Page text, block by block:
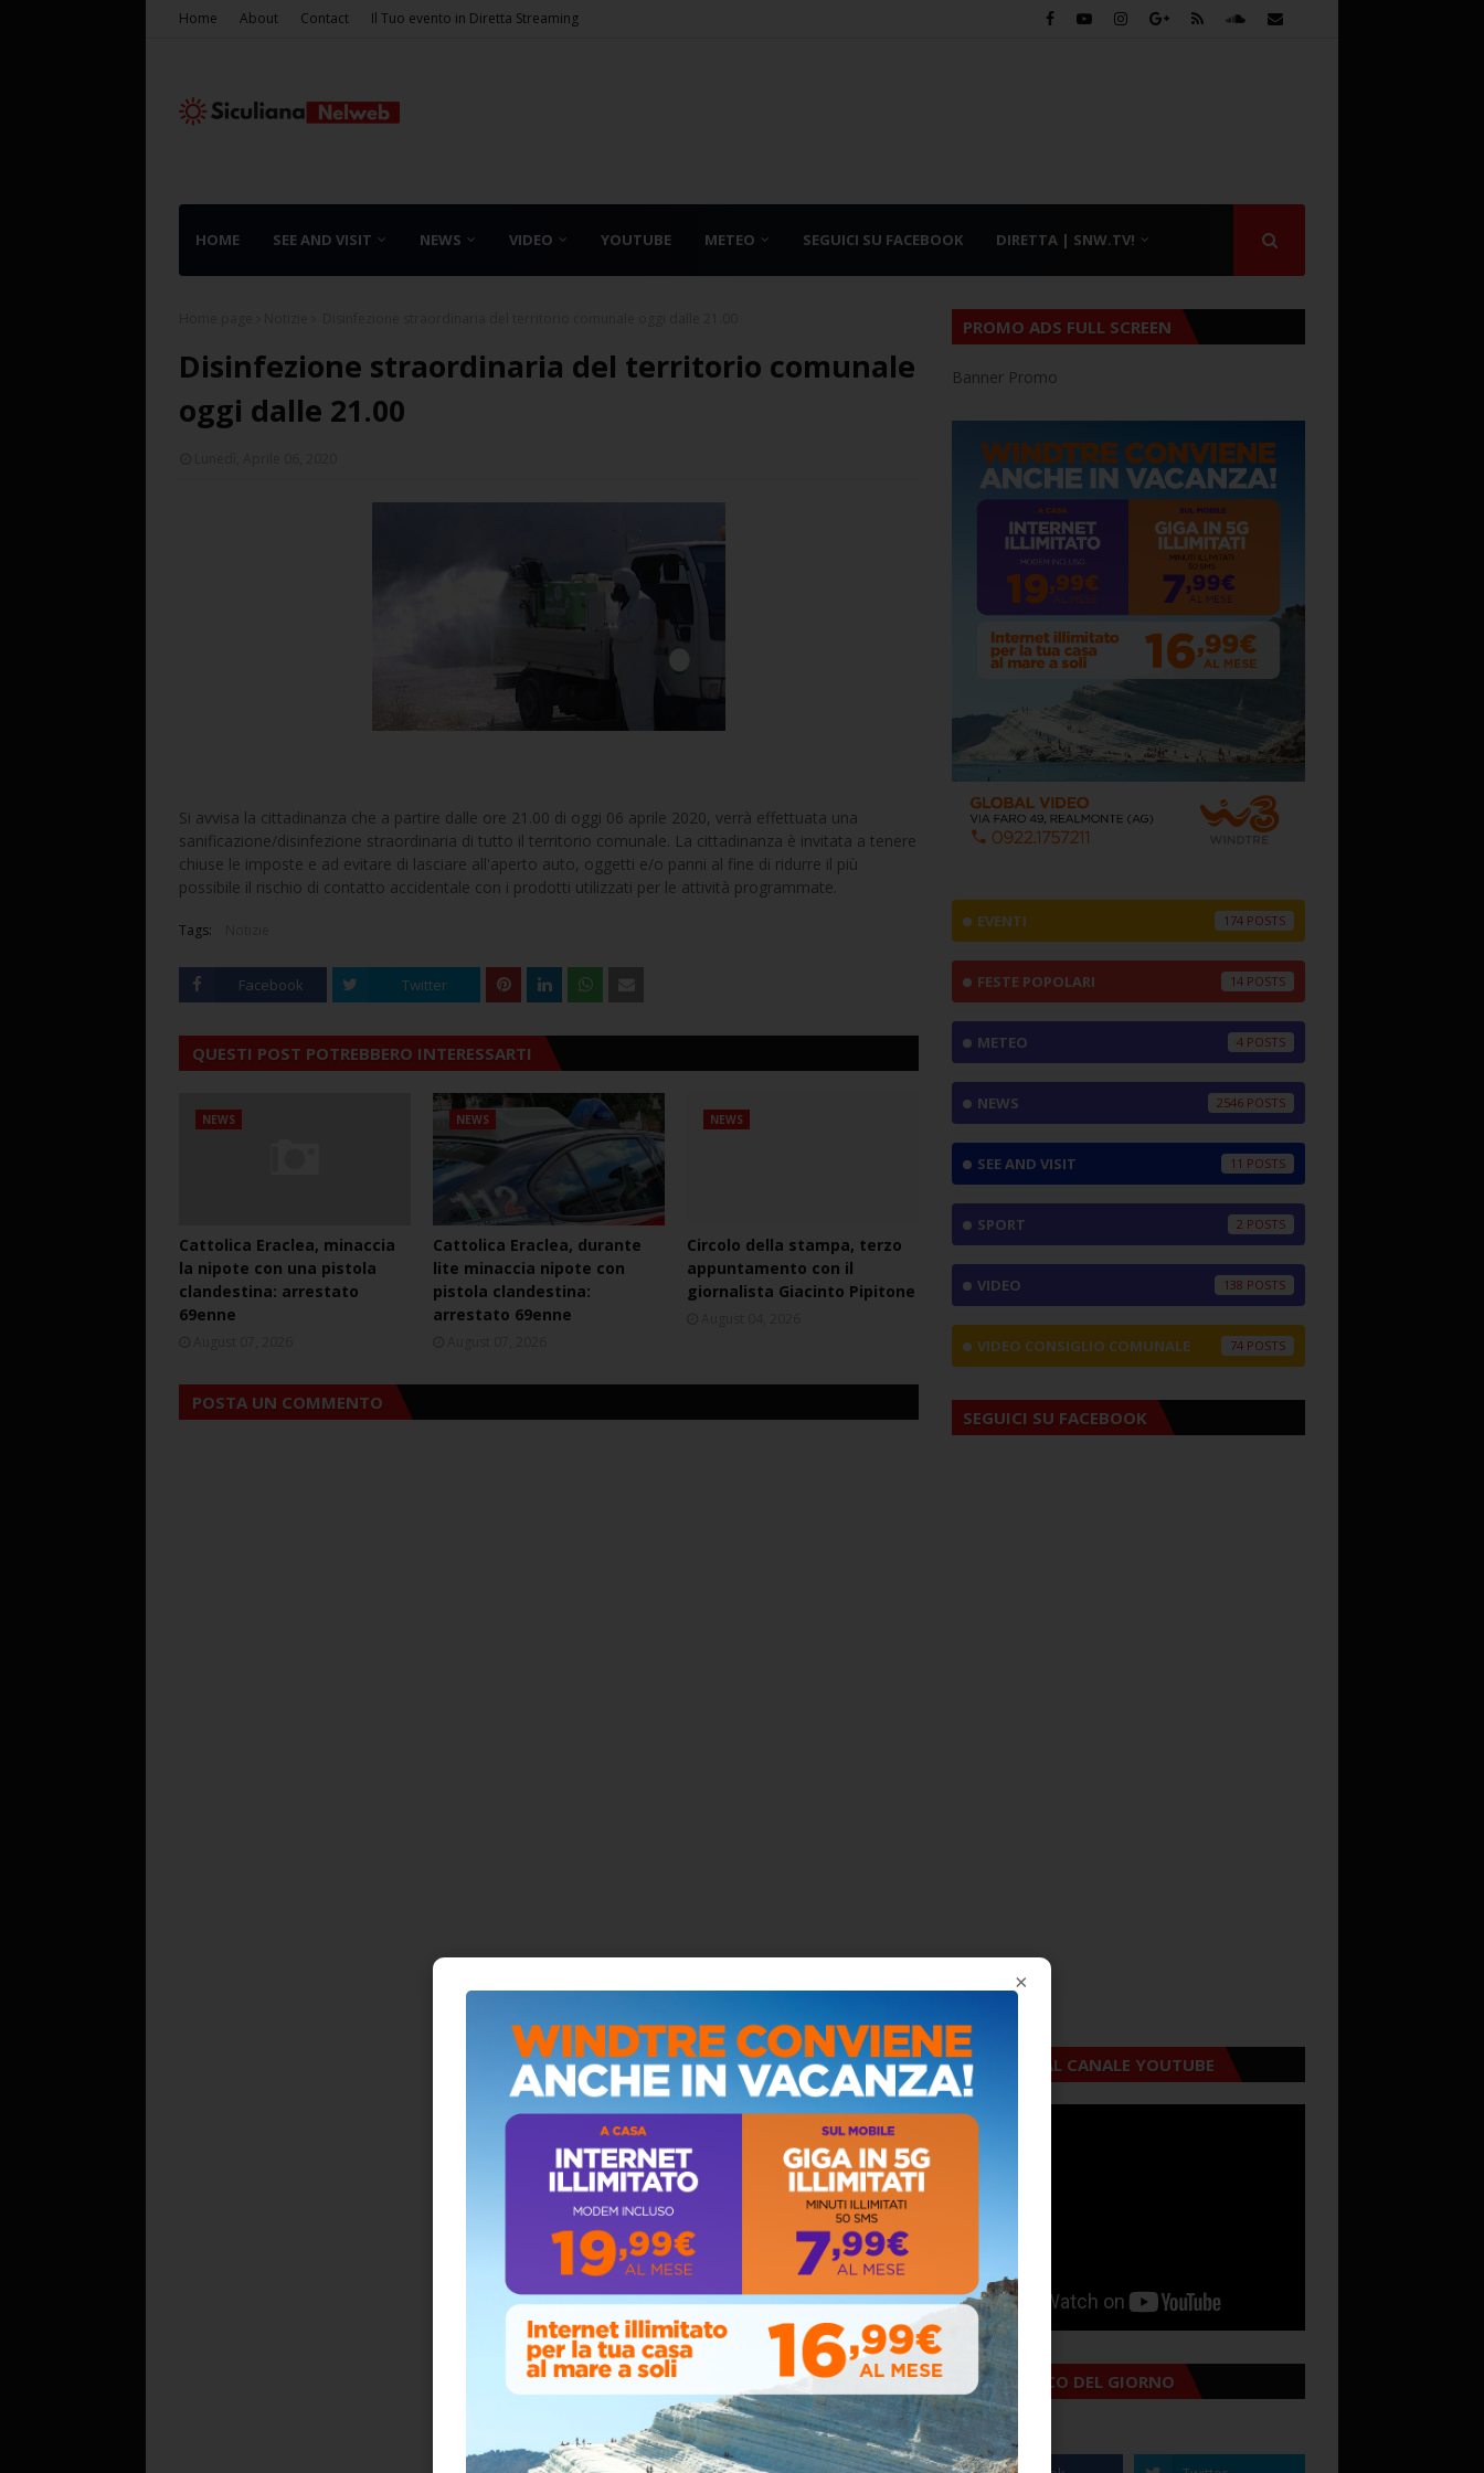
Home About Contact Il Tuo evento in Diretta Streaming
HOME SEE AND VISIT NEWS VIDEO YOUTUBE METEO SEGUICI SU FACEBOOK DIRETTA | SNW.TV!
Disinfezione straordinaria del territorio comunale
oggi dalle 21.00
Si avvisa la cittadinanza che a partire dalle ore 21.00 di oggi 06 aprile 2020, verrà effettuata una
sanificazione/disinfezione straordinaria di tutto il territorio comunale. La cittadinanza è invitata a tenere
chiuse le imposte e ad evitare di lasciare all'aperto auto, oggetti e/o panni al fine di ridurre il più
possibile il rischio di contatto accidentale con i prodotti utilizzati per le attività programmate.
Tags:
Facebook Twitter
QUESTI POST POTREBBERO INTERESSARTI
NEWS
Cattolica Eraclea, minaccia
la nipote con una pistola
clandestina: arrestato
69enne
NEWS
Cattolica Eraclea, durante
lite minaccia nipote con
pistola clandestina:
arrestato 69enne
NEWS
Circolo della stampa, terzo
appuntamento con il
giornalista Giacinto Pipitone
POSTA UN COMMENTO
PROMO ADS FULL SCREEN
Banner Promo
×
EVENTI 174
FESTE POPOLARI 14
METEO 4
NEWS 2546
SEE AND VISIT 11
SPORT 2
VIDEO 138
VIDEO CONSIGLIO COMUNALE 74
SEGUICI SU FACEBOOK
ISCRIVITI AL CANALE YOUTUBE
ALMANACCO DEL GIORNO